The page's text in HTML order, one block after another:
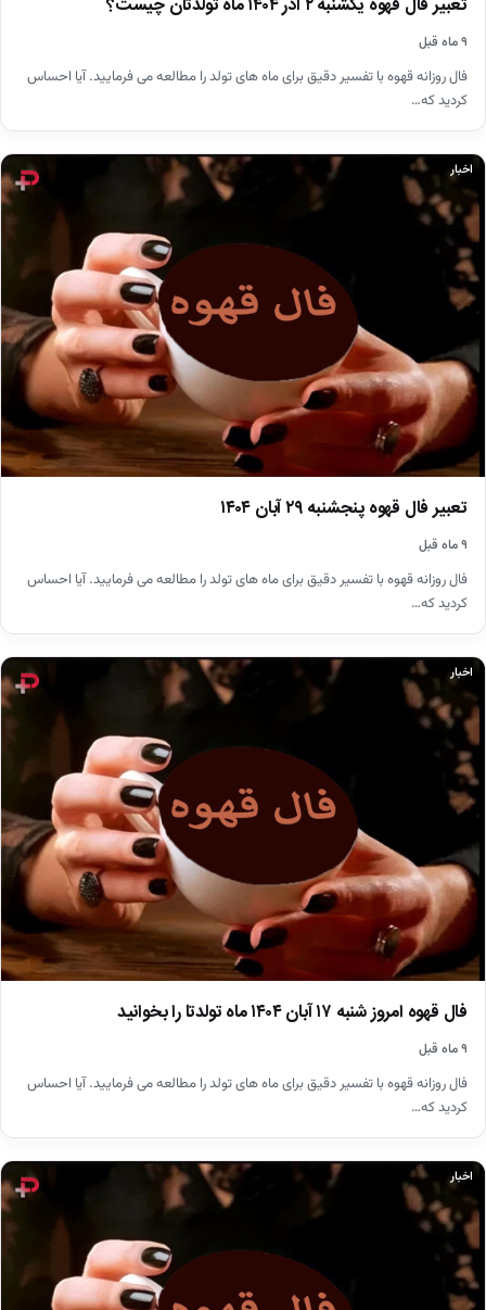
تعبیر فال قهوه یکشنبه ۲ آذر ۱۴۰۴ ماه تولدتان چیست؟
۹ ماه قبل
فال روزانه قهوه با تفسیر دقیق برای ماه های تولد را مطالعه می فرمایید. آیا احساس
کردید که…
اخبار
تعبیر فال قهوه پنجشنبه ۲۹ آبان ۱۴۰۴
۹ ماه قبل
فال روزانه قهوه با تفسیر دقیق برای ماه های تولد را مطالعه می فرمایید. آیا احساس
کردید که…
اخبار
فال قهوه امروز شنبه ۱۷ آبان ۱۴۰۴ ماه تولدتا را بخوانید
۹ ماه قبل
فال روزانه قهوه با تفسیر دقیق برای ماه های تولد را مطالعه می فرمایید. آیا احساس
کردید که…
اخبار